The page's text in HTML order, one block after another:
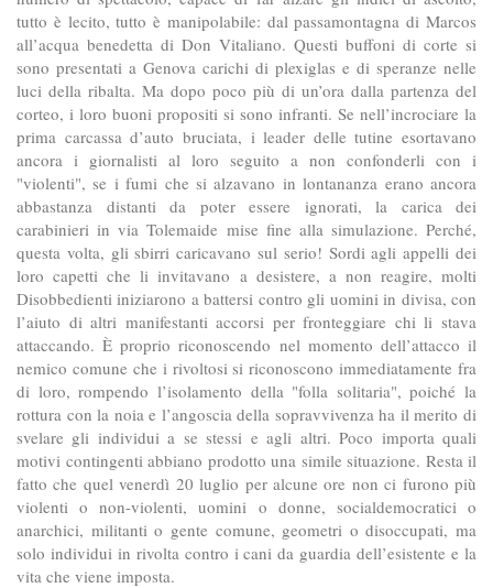
tutto è lecito, tutto è manipolabile: dal passamontagna di Marcos
all’acqua benedetta di Don Vitaliano. Questi buffoni di corte si
sono presentati a Genova carichi di plexiglas e di speranze nelle
luci della ribalta. Ma dopo poco più di un’ora dalla partenza del
corteo, i loro buoni propositi si sono infranti. Se nell’incrociare la
prima carcassa d’auto bruciata, i leader delle tutine esortavano
ancora i giornalisti al loro seguito a non confonderli con i
"violenti", se i fumi che si alzavano in lontananza erano ancora
abbastanza distanti da poter essere ignorati, la carica dei
carabinieri in via Tolemaide mise fine alla simulazione. Perché,
questa volta, gli sbirri caricavano sul serio! Sordi agli appelli dei
loro capetti che li invitavano a desistere, a non reagire, molti
Disobbedienti iniziarono a battersi contro gli uomini in divisa, con
l’aiuto di altri manifestanti accorsi per fronteggiare chi li stava
attaccando. È proprio riconoscendo nel momento dell’attacco il
nemico comune che i rivoltosi si riconoscono immediatamente fra
di loro, rompendo l’isolamento della "folla solitaria", poiché la
rottura con la noia e l’angoscia della sopravvivenza ha il merito di
svelare gli individui a se stessi e agli altri. Poco importa quali
motivi contingenti abbiano prodotto una simile situazione. Resta il
fatto che quel venerdì 20 luglio per alcune ore non ci furono più
violenti o non-violenti, uomini o donne, socialdemocratici o
anarchici, militanti o gente comune, geometri o disoccupati, ma
solo individui in rivolta contro i cani da guardia dell’esistente e la
vita che viene imposta.